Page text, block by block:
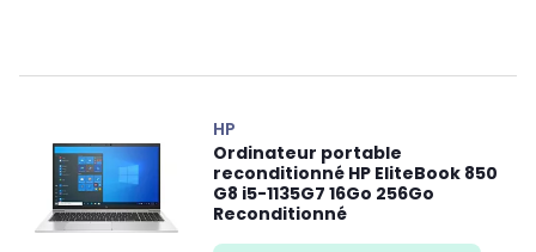
HP
Ordinateur portable
reconditionné HP EliteBook 850
G8 i5-1135G7 16Go 256Go
Reconditionné